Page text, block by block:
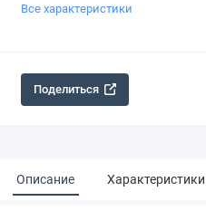
Все характеристики
Поделиться
Описание Характеристики